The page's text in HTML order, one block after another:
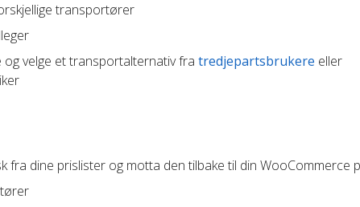
transportører
og velge et transportalternativ fra tredjepartsbrukere eller
fra dine prislister og motta den tilbake til din WooCommerce